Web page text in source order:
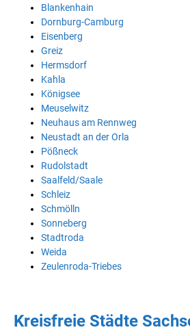
Blankenhain
Dornburg-Camburg
Eisenberg
Greiz
Hermsdorf
Kahla
Königsee
Meuselwitz
Neuhaus am Rennweg
Neustadt an der Orla
Pößneck
Rudolstadt
Saalfeld/Saale
Schleiz
Schmölln
Sonneberg
Stadtroda
Weida
Zeulenroda-Triebes
Kreisfreie Städte